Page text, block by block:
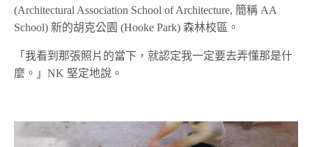
(Architectural Association School of Architecture, 簡稱 AA
School) 新的胡克公園 (Hooke Park) 森林校區。
「我看到那張照片的當下，就認定我一定要去弄懂那是什
麼。」NK 堅定地說。